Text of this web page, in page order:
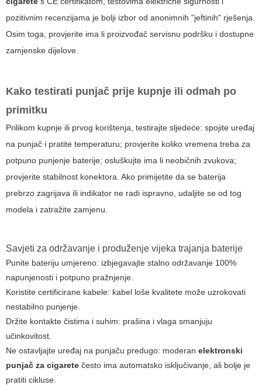
pozitivnim recenzijama je bolji izbor od anonimnih "jeftinih" rješenja.
Osim toga, provjerite ima li proizvođač servisnu podršku i dostupne
zamjenske dijelove.
Kako testirati punjač prije kupnje ili odmah po
primitku
Prilikom kupnje ili prvog korištenja, testirajte sljedeće: spojite uređaj
na punjač i pratite temperaturu; provjerite koliko vremena treba za
potpuno punjenje baterije; osluškujte ima li neobičnih zvukova;
provjerite stabilnost konektora. Ako primijetite da se baterija
prebrzo zagrijava ili indikator ne radi ispravno, udaljite se od tog
modela i zatražite zamjenu.
Savjeti za održavanje i produženje vijeka trajanja baterije
Punite bateriju umjereno: izbjegavajte stalno održavanje 100%
napunjenosti i potpuno pražnjenje.
Koristite certificirane kabele: kabel loše kvalitete može uzrokovati
nestabilno punjenje.
Držite kontakte čistima i suhim: prašina i vlaga smanjuju
učinkovitost.
Ne ostavljajte uređaj na punjaču predugo: moderan elektronski
punjač za cigarete često ima automatsko isključivanje, ali bolje je
pratiti cikluse.